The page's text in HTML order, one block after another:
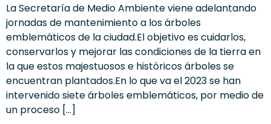
La Secretaría de Medio Ambiente viene adelantando
jornadas de mantenimiento a los árboles
emblemáticos de la ciudad.El objetivo es cuidarlos,
conservarlos y mejorar las condiciones de la tierra en
la que estos majestuosos e históricos árboles se
encuentran plantados.En lo que va el 2023 se han
intervenido siete árboles emblemáticos, por medio de
un proceso […]